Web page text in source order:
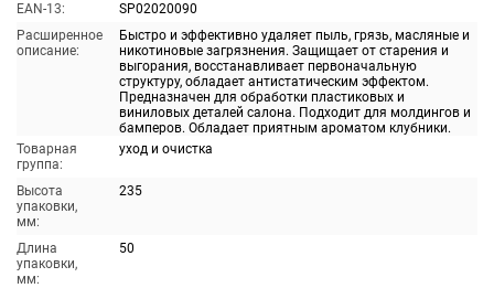
EAN-13:
SP02020090
Расширенное
описание:
Быстро и эффективно удаляет пыль, грязь, масляные и
никотиновые загрязнения. Защищает от старения и
выгорания, восстанавливает первоначальную
структуру, обладает антистатическим эффектом.
Предназначен для обработки пластиковых и
виниловых деталей салона. Подходит для молдингов и
бамперов. Обладает приятным ароматом клубники.
Товарная
группа:
уход и очистка
Высота
упаковки,
мм:
235
Длина
упаковки,
мм:
50